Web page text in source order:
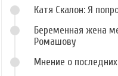
Катя Скалон: Я
Беременная жена
Ромашову
Мнение о